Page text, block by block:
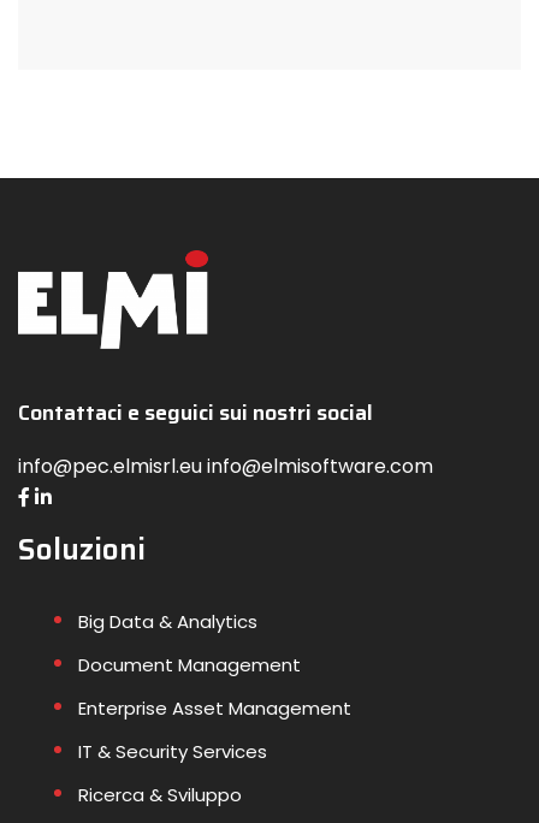
Contattaci e seguici sui nostri social
info@pec.elmisrl.eu info@elmisoftware.com
Soluzioni
Big Data & Analytics
Document Management
Enterprise Asset Management
IT & Security Services
Ricerca & Sviluppo